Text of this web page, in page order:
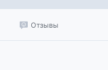
Отзывы